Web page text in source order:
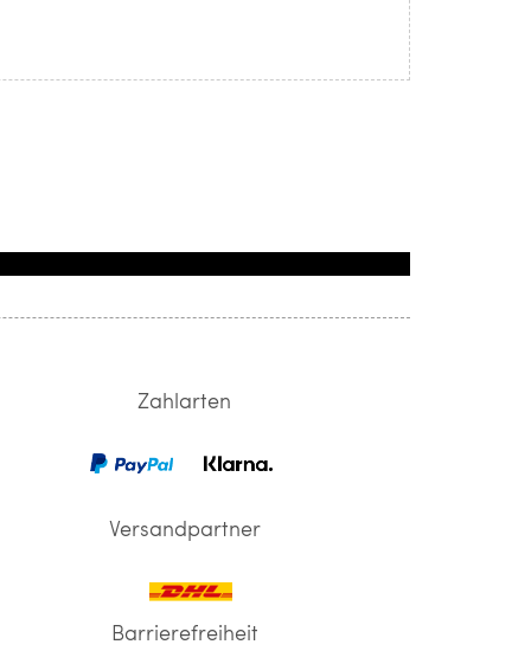
Zahlarten
Versandpartner
Barrierefreiheit